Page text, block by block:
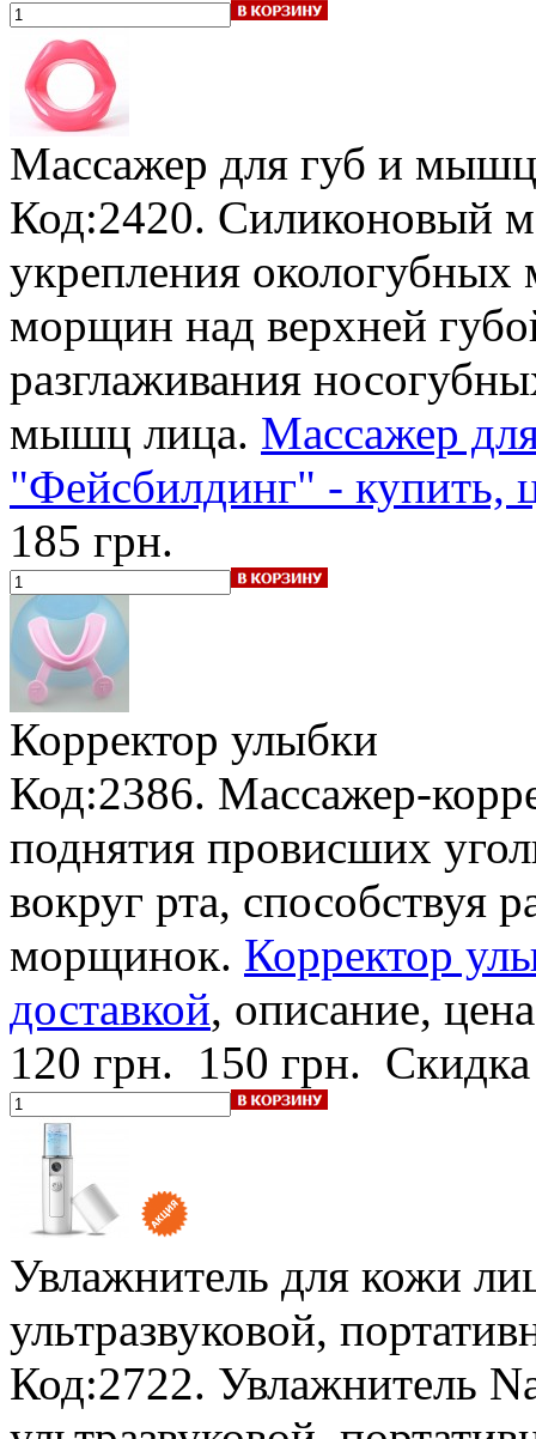
Массажер для губ и
Код:2420. Силиконовый
укрепления
морщин над верхней
разглаживания
мышц лица. Массажер
"Фейсбилдинг" - купить,
185 грн.
Корректор улыбки
Код:2386. Массажер-
поднятия провисших
вокруг рта, способствуя
морщинок. Корректор
доставкой, описание,
120 грн. 150 грн.
Увлажнитель для кожи
ультразвуковой,
Код:2722. Увлажнитель